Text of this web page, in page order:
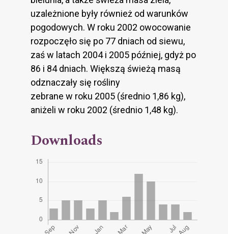
uzależnione były również od warunków
pogodowych. W roku 2002 owocowanie
rozpoczęło się po 77 dniach od siewu,
zaś w latach 2004 i 2005 później, gdyż po
86 i 84 dniach. Większą świeżą masą
odznaczały się rośliny
zebrane w roku 2005 (średnio 1,86 kg),
aniżeli w roku 2002 (średnio 1,48 kg).
Downloads